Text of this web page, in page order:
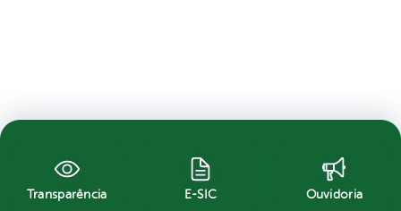
Transparência E-SIC Ouvidoria